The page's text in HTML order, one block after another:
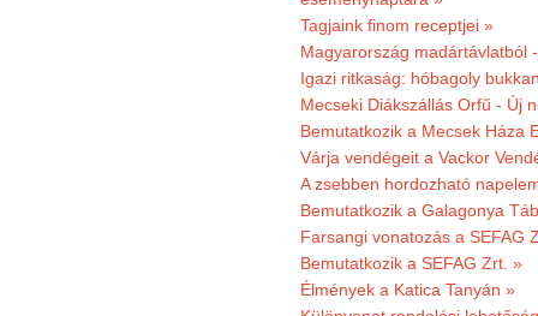
Tagjaink finom receptjei »
Magyarország madártávlatból
Igazi ritkaság: hóbagoly
Mecseki Diákszállás Orfű - Új
Bemutatkozik a Mecsek Háza
Várja vendégeit a Vackor
A zsebben hordozható
Bemutatkozik a Galagonya
Farsangi vonatozás a SEFAG
Bemutatkozik a SEFAG Zrt. »
Élmények a Katica Tanyán »